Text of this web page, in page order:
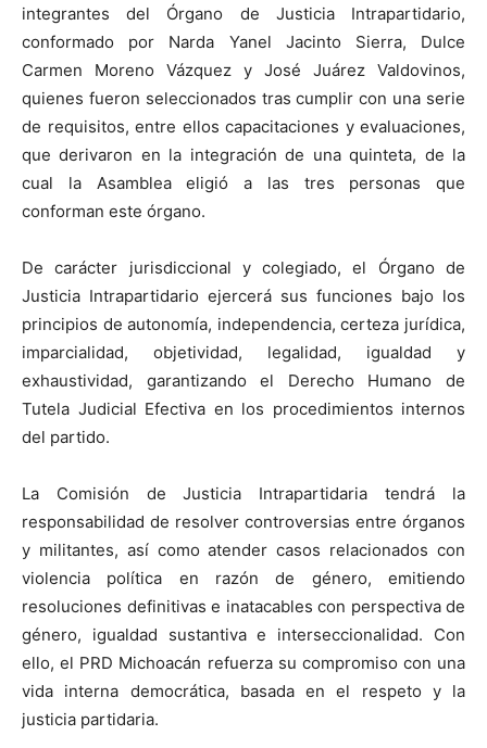
integrantes del Órgano de Justicia Intrapartidario,
conformado por Narda Yanel Jacinto Sierra, Dulce
Carmen Moreno Vázquez y José Juárez Valdovinos,
quienes fueron seleccionados tras cumplir con una serie
de requisitos, entre ellos capacitaciones y evaluaciones,
que derivaron en la integración de una quinteta, de la
cual la Asamblea eligió a las tres personas que
conforman este órgano.
De carácter jurisdiccional y colegiado, el Órgano de
Justicia Intrapartidario ejercerá sus funciones bajo los
principios de autonomía, independencia, certeza jurídica,
imparcialidad, objetividad, legalidad, igualdad y
exhaustividad, garantizando el Derecho Humano de
Tutela Judicial Efectiva en los procedimientos internos
del partido.
La Comisión de Justicia Intrapartidaria tendrá la
responsabilidad de resolver controversias entre órganos
y militantes, así como atender casos relacionados con
violencia política en razón de género, emitiendo
resoluciones definitivas e inatacables con perspectiva de
género, igualdad sustantiva e interseccionalidad. Con
ello, el PRD Michoacán refuerza su compromiso con una
vida interna democrática, basada en el respeto y la
justicia partidaria.